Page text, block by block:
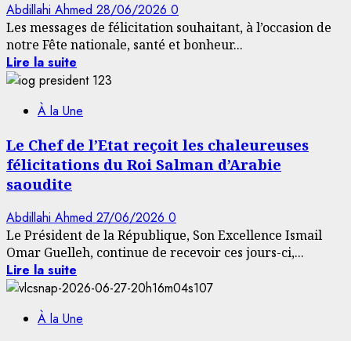
Abdillahi Ahmed 28/06/2026 0
Les messages de félicitation souhaitant, à l’occasion de
notre Fête nationale, santé et bonheur...
Lire la suite
À la Une
Le Chef de l’Etat reçoit les chaleureuses
félicitations du Roi Salman d’Arabie
saoudite
Abdillahi Ahmed 27/06/2026 0
Le Président de la République, Son Excellence Ismail
Omar Guelleh, continue de recevoir ces jours-ci,...
Lire la suite
À la Une